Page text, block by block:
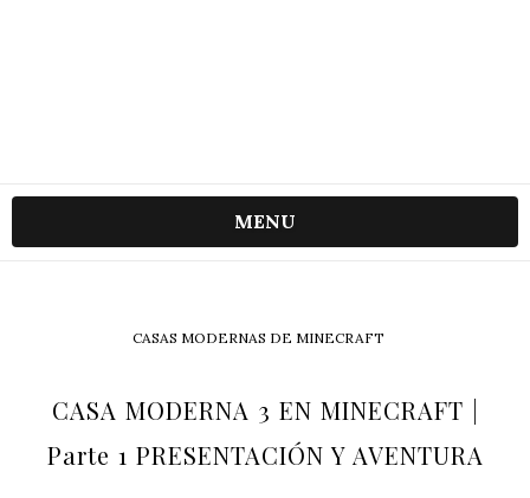
MENU
CASAS MODERNAS DE MINECRAFT
CASA MODERNA 3 EN MINECRAFT |
Parte 1 PRESENTACIÓN Y AVENTURA